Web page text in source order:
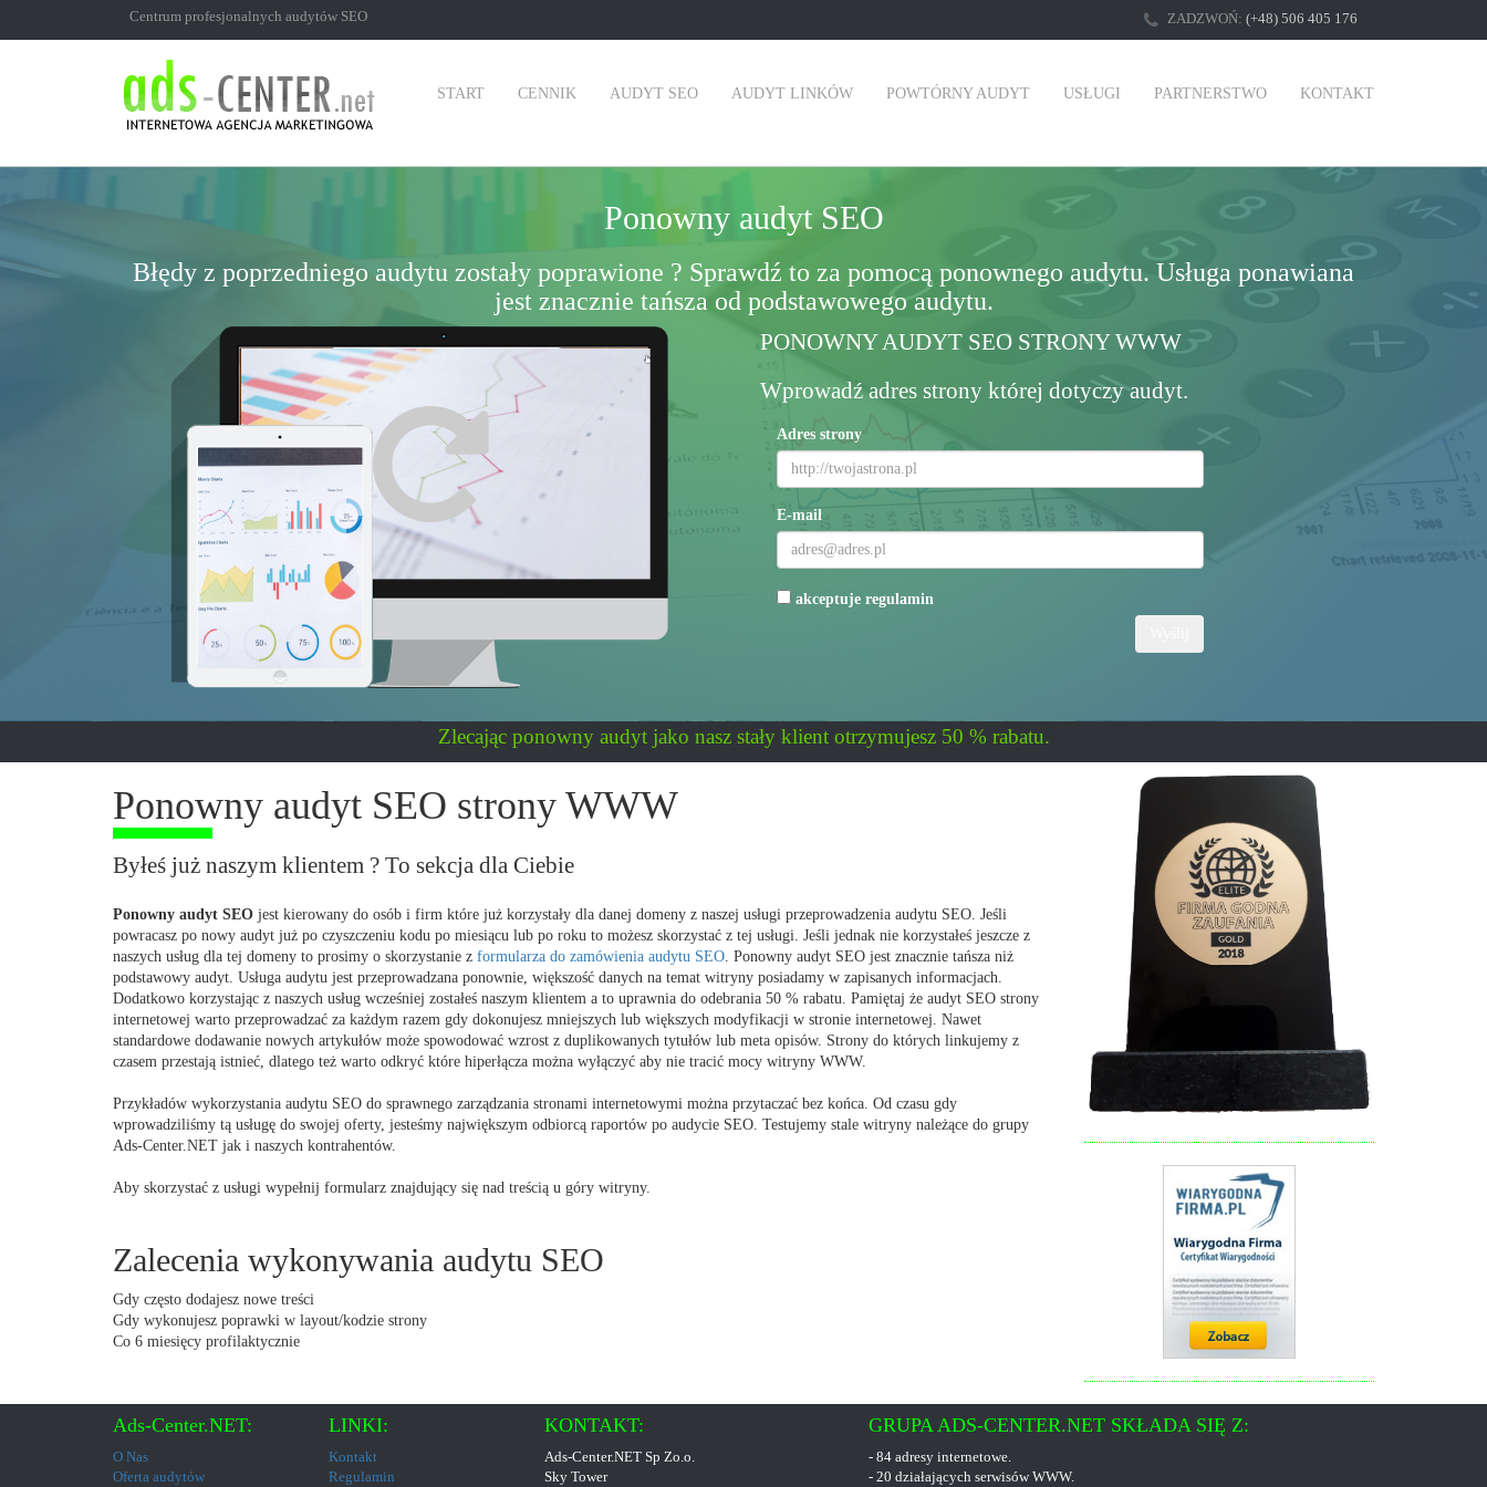
Centrum profesjonalnych audytów SEO ZADZWOŃ: (+48) 506 405 176
START CENNIK AUDYT SEO AUDYT LINKÓW POWTÓRNY AUDYT USŁUGI PARTNERSTWO KONTAKT
Ponowny audyt SEO
Błędy z poprzedniego audytu zostały poprawione ? Sprawdź to za pomocą ponownego audytu. Usługa ponawiana
jest znacznie tańsza od podstawowego audytu.
PONOWNY AUDYT SEO STRONY WWW
Wprowadź adres strony której dotyczy audyt.
Adres strony
E-mail
akceptuje regulamin
Zlecając ponowny audyt jako nasz stały klient otrzymujesz 50 % rabatu.
Ponowny audyt SEO strony WWW
Byłeś już naszym klientem ? To sekcja dla Ciebie
Ponowny audyt SEO jest kierowany do osób i firm które już korzystały dla danej domeny z naszej usługi przeprowadzenia audytu SEO. Jeśli
powracasz po nowy audyt już po czyszczeniu kodu po miesiącu lub po roku to możesz skorzystać z tej usługi. Jeśli jednak nie korzystałeś jeszcze z
naszych usług dla tej domeny to prosimy o skorzystanie z formularza do zamówienia audytu SEO . Ponowny audyt SEO jest znacznie tańsza niż
podstawowy audyt. Usługa audytu jest przeprowadzana ponownie, większość danych na temat witryny posiadamy w zapisanych informacjach.
Dodatkowo korzystając z naszych usług wcześniej zostałeś naszym klientem a to uprawnia do odebrania 50 % rabatu. Pamiętaj że audyt SEO strony
internetowej warto przeprowadzać za każdym razem gdy dokonujesz mniejszych lub większych modyfikacji w stronie internetowej. Nawet
standardowe dodawanie nowych artykułów może spowodować wzrost z duplikowanych tytułów lub meta opisów. Strony do których linkujemy z
czasem przestają istnieć, dlatego też warto odkryć które hiperłącza można wyłączyć aby nie tracić mocy witryny WWW.
Przykładów wykorzystania audytu SEO do sprawnego zarządzania stronami internetowymi można przytaczać bez końca. Od czasu gdy
wprowadziliśmy tą usługę do swojej oferty, jesteśmy największym odbiorcą raportów po audycie SEO. Testujemy stale witryny należące do grupy
Ads-Center.NET jak i naszych kontrahentów.
Aby skorzystać z usługi wypełnij formularz znajdujący się nad treścią u góry witryny.
Zalecenia wykonywania audytu SEO
Gdy często dodajesz nowe treści
Gdy wykonujesz poprawki w layout/kodzie strony
Co 6 miesięcy profilaktycznie
Ads-Center.NET:
O Nas
Oferta audytów
LINKI:
Kontakt
Regulamin
KONTAKT:
Ads-Center.NET Sp Zo.o.
Sky Tower
GRUPA ADS-CENTER.NET SKŁADA SIĘ Z:
- 84 adresy internetowe.
- 20 działających serwisów WWW.